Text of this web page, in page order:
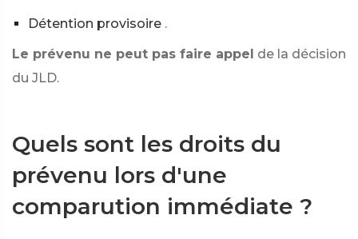
Détention provisoire .
Le prévenu ne peut pas faire appel de la décision
du JLD.
Quels sont les droits du
prévenu lors d'une
comparution immédiate ?